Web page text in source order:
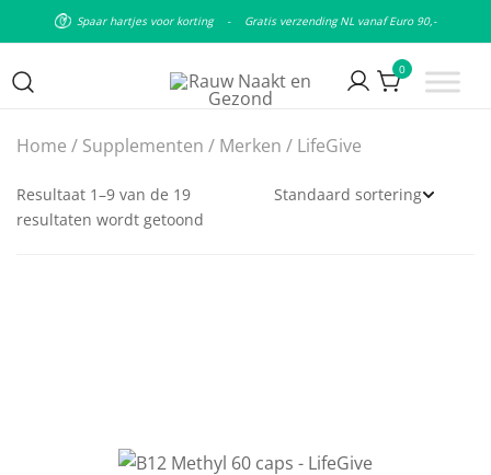
Spaar hartjes voor korting - Gratis verzending NL vanaf Euro 90,-
Rauw Naakt en Gezond
leefstijl
0
Home / Supplementen / Merken / LifeGive
Resultaat 1–9 van de 19
resultaten wordt getoond